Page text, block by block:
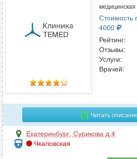
Логопедия
Маммология
Мануальная терапия
медицинская
Стоимость
4000
Рейтинг:
Отзывы:
Услуги:
Врачей:
Читать
Екатеринбург, Сурикова д.4
Чкаловская